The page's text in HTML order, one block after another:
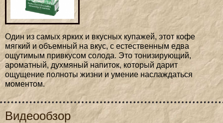
Один из самых ярких и вкусных купажей, этот кофе
мягкий и объемный на вкус, с естественным едва
ощутимым привкусом солода. Это тонизирующий,
ароматный, духмяный напиток, который дарит
ощущение полноты жизни и умение наслаждаться
моментом.
Видеообзор